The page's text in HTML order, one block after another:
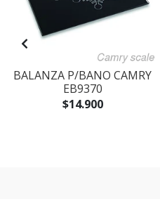
BALANZA P/BANO CAMRY
EB9370
$14.900